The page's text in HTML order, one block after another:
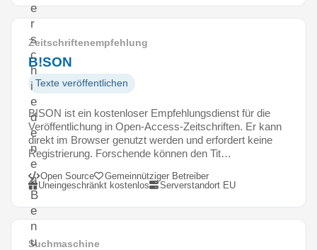
e
r
s
c
h
i
e
d
e
n
e
n
B
e
n
u
Zeitschriftenempfehlung
B!SON
Texte veröffentlichen
B!SON ist ein kostenloser Empfehlungsdienst für die
Veröffentlichung in Open-Access-Zeitschriften. Er kann
direkt im Browser genutzt werden und erfordert keine
Registrierung. Forschende können den Tit…
Open Source
Gemeinnütziger Betreiber
Uneingeschränkt kostenlos
Serverstandort EU
Suchmaschine